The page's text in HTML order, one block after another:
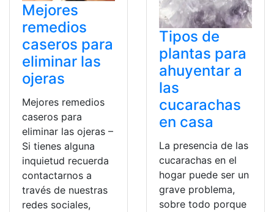
Mejores
remedios
caseros para
eliminar las
ojeras
Mejores remedios
caseros para
eliminar las ojeras –
Si tienes alguna
inquietud recuerda
contactarnos a
través de nuestras
redes sociales,
Tipos de
plantas para
ahuyentar a
las
cucarachas
en casa
La presencia de las
cucarachas en el
hogar puede ser un
grave problema,
sobre todo porque